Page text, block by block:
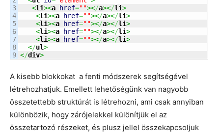
3
4
5
6
7
8
<li><a href=""></a></li>
<li><a href=""></a></li>
<li><a href=""></a></li>
<li><a href=""></a></li>
<li><a href=""></a></li>
</ul>
</div>
A kisebb blokkokat a fenti módszerek segítségével
létrehozhatjuk. Emellett lehetőségünk van nagyobb
összetettebb struktúrát is létrehozni, ami csak annyiban
különbözik, hogy zárójelekkel különítjük el az
összetartozó részeket, és plusz jellel összekapcsoljuk